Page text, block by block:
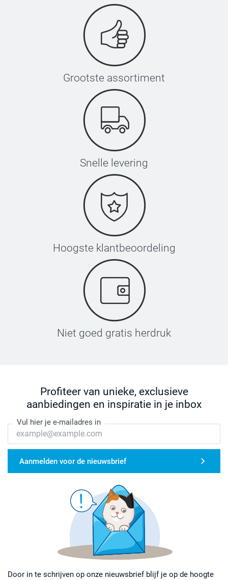
Grootste assortiment
Snelle levering
Hoogste klantbeoordeling
Niet goed gratis herdruk
Profiteer van unieke, exclusieve
aanbiedingen en inspiratie in je inbox
Vul hier je e-mailadres in
Aanmelden voor de nieuwsbrief
Door in te schrijven op onze nieuwsbrief blijf je op de hoogte